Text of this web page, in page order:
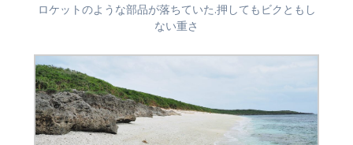
ロケットのような部品が落ちていた.押してもビクともし
ない重さ